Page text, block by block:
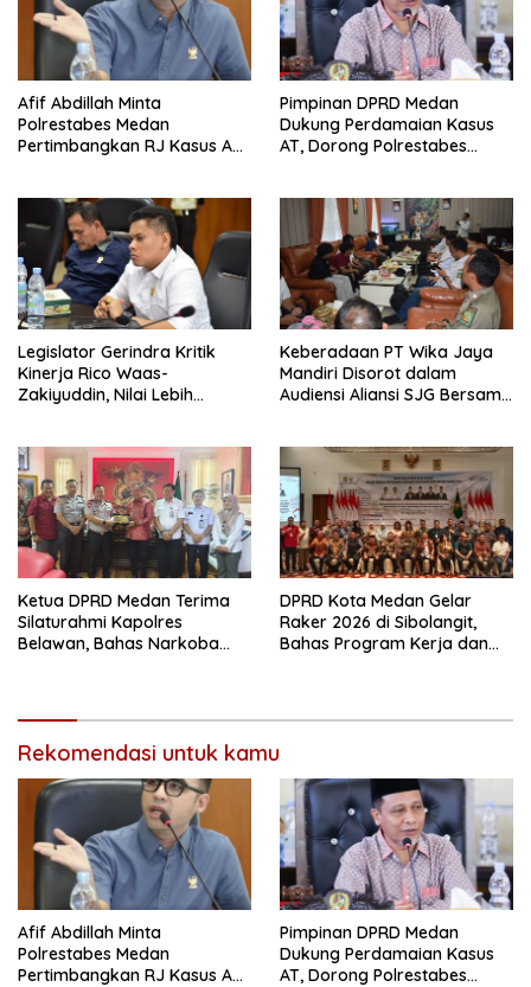
Afif Abdillah Minta
Polrestabes Medan
Pertimbangkan RJ Kasus AT
Pimpinan DPRD Medan
Dukung Perdamaian Kasus
AT, Dorong Polrestabes
Legislator Gerindra Kritik
Kinerja Rico Waas-
Zakiyuddin, Nilai Lebih
Keluhan Warga
Keberadaan PT Wika Jaya
Mandiri Disorot dalam
Audiensi Aliansi SJG Bersama
Ketua DPRD Medan Terima
Silaturahmi Kapolres
Belawan, Bahas Narkoba
DPRD Kota Medan Gelar
Raker 2026 di Sibolangit,
Bahas Program Kerja dan
Rekomendasi untuk kamu
Afif Abdillah Minta
Polrestabes Medan
Pertimbangkan RJ Kasus AT
Pimpinan DPRD Medan
Dukung Perdamaian Kasus
AT, Dorong Polrestabes